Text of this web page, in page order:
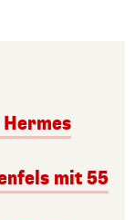
mit 55